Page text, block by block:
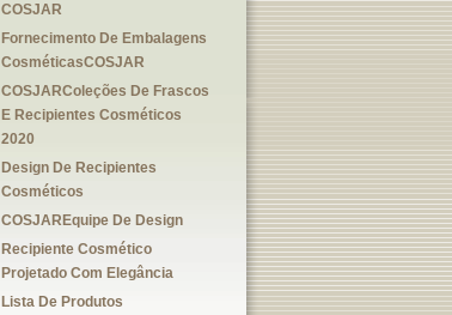
COSJAR
Fornecimento De Embalagens
CosméticasCOSJAR
COSJARColeções De Frascos
E Recipientes Cosméticos
2020
Design De Recipientes
Cosméticos
COSJAREquipe De Design
Recipiente Cosmético
Projetado Com Elegância
Lista De Produtos